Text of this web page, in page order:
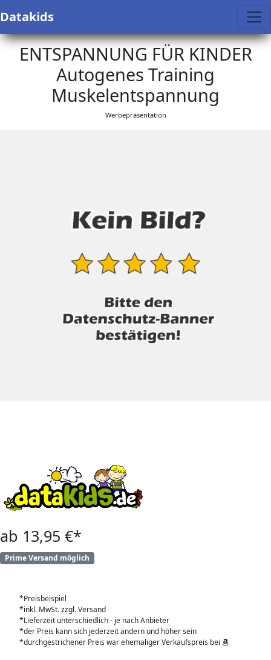
Datakids
ENTSPANNUNG FÜR KINDER
Autogenes Training
Muskelentspannung
Werbepräsentation
ab 13,95 €*
Prime Versand möglich
*Preisbeispiel
*inkl. MwSt. zzgl. Versand
*Lieferzeit unterschiedlich - je nach Anbieter
*der Preis kann sich jederzeit ändern und höher sein
*durchgestrichener Preis war ehemaliger Verkaufspreis bei